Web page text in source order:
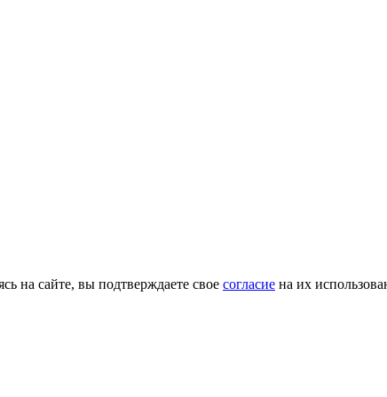
на сайте, вы подтверждаете свое согласие на их